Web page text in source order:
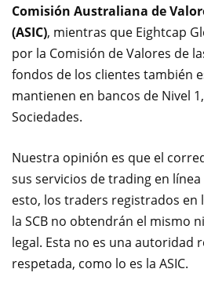
Comisión Australiana de
(ASIC), mientras que Eightcap
por la Comisión de Valores de
fondos de los clientes también
mantienen en bancos de Nivel
Sociedades.
Nuestra opinión es que el
sus servicios de trading en
esto, los traders registrados
la SCB no obtendrán el mismo
legal. Esta no es una autoridad
respetada, como lo es la ASIC.